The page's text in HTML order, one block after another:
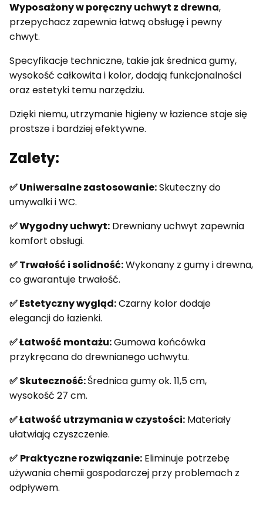
Wyposażony w poręczny uchwyt z drewna,
przepychacz zapewnia łatwą obsługę i pewny
chwyt.
Specyfikacje techniczne, takie jak średnica gumy,
wysokość całkowita i kolor, dodają funkcjonalności
oraz estetyki temu narzędziu.
Dzięki niemu, utrzymanie higieny w łazience staje się
prostsze i bardziej efektywne.
Zalety:
✅ Uniwersalne zastosowanie:Skuteczny do
umywalki i WC.
✅ Wygodny uchwyt: Drewniany uchwyt zapewnia
komfort obsługi.
✅ Trwałość i solidność:Wykonany z gumy i drewna,
co gwarantuje trwałość.
✅ Estetyczny wygląd:Czarny kolor dodaje
elegancji do łazienki.
✅ Łatwość montażu:Gumowa końcówka
przykręcana do drewnianego uchwytu.
✅ Skuteczność:Średnica gumy ok. 11,5 cm,
wysokość 27 cm.
✅ Łatwość utrzymania w czystości: Materiały
ułatwiają czyszczenie.
✅ Praktyczne rozwiązanie: Eliminuje potrzebę
używania chemii gospodarczej przy problemach z
odpływem.